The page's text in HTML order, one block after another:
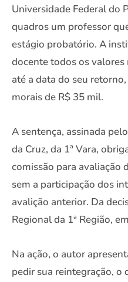
Universidade Federal do
quadros um professor
estágio probatório. A
docente todos os valores
até a data do seu
morais de R$ 35 mil.
A sentença, assinada
da Cruz, da 1ª Vara,
comissão para avaliação
sem a participação dos
avalição anterior. Da
Regional da 1ª Região,
Na ação, o autor
pedir sua reintegração, o